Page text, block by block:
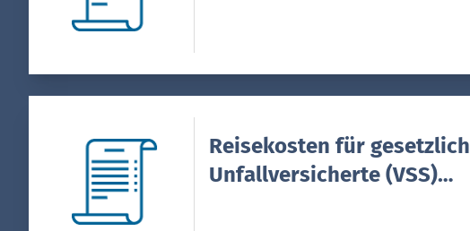
Reisekosten für gesetzlich
Unfallversicherte (VSS)